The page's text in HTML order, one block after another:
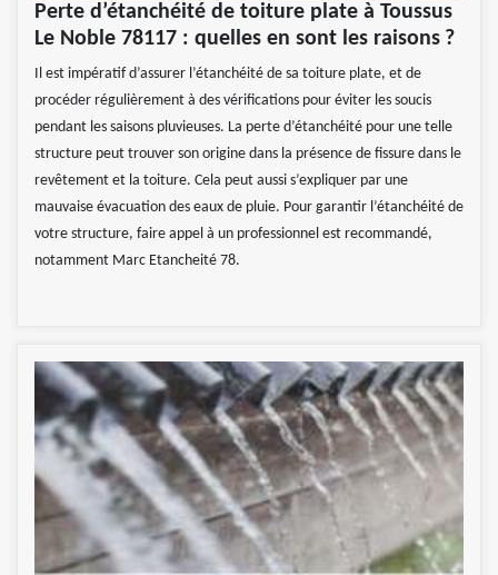
Perte d’étanchéité de toiture plate à Toussus
Le Noble 78117 : quelles en sont les raisons ?
Il est impératif d’assurer l’étanchéité de sa toiture plate, et de
procéder régulièrement à des vérifications pour éviter les soucis
pendant les saisons pluvieuses. La perte d’étanchéité pour une telle
structure peut trouver son origine dans la présence de fissure dans le
revêtement et la toiture. Cela peut aussi s’expliquer par une
mauvaise évacuation des eaux de pluie. Pour garantir l’étanchéité de
votre structure, faire appel à un professionnel est recommandé,
notamment Marc Etancheité 78.